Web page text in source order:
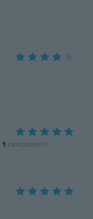
1 caricamenti